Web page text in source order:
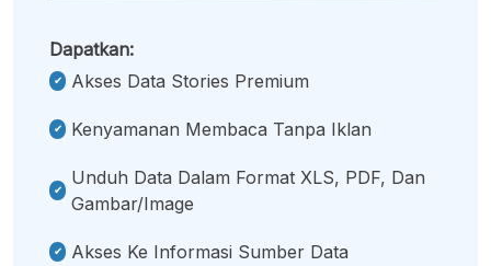
Dapatkan:
Akses Data Stories Premium
Kenyamanan Membaca Tanpa Iklan
Unduh Data Dalam Format XLS, PDF, Dan
Gambar/image
Akses Ke Informasi Sumber Data